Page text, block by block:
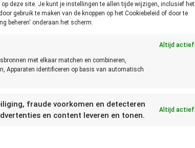
deze site. Je kunt je instellingen te allen tijde wijzigen, inclusief het
gebruik te maken van de knoppen op het Cookiebeleid of door te
beheren' onderaan het scherm.
Altijd actief
met elkaar matchen en combineren,
Apparaten identificeren op basis van automatisch
fraude voorkomen en detecteren
en content leveren en tonen.
Altijd actief